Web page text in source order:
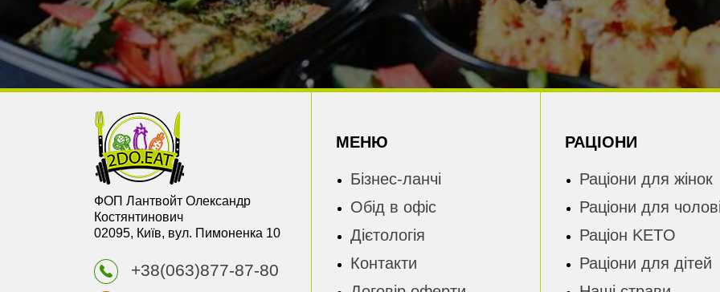
ФОП Лантвойт Олександр
Костянтинович
02095, Київ, вул. Пимоненка 10
+38(063)877-87-80
МЕНЮ
Бізнес-ланчі
Обід в офіс
Дієтологія
Контакти
РАЦІОНИ
Раціони для жінок
Раціони для
Раціон KETO
Раціони для дітей